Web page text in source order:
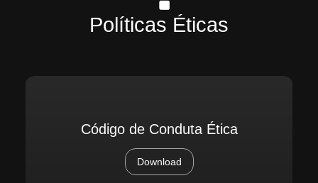
Políticas Éticas
Código de Conduta Ética
Download